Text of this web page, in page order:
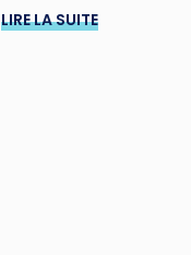
LIRE LA SUITE